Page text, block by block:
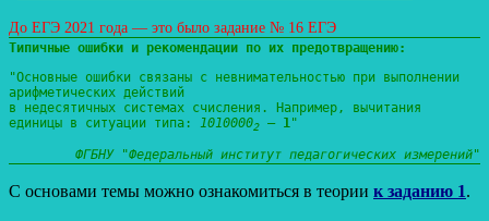
До ЕГЭ 2021 года — это было задание № 16 ЕГЭ
Типичные ошибки и рекомендации по их предотвращению:
"Основные ошибки связаны с невнимательностью при выполнении
арифметических действий
в недесятичных системах счисления. Например, вычитания
единицы в ситуации типа:
10100002 – 1 "
ФГБНУ "Федеральный институт педагогических измерений"
С основами темы можно ознакомиться в теории к заданию 1.